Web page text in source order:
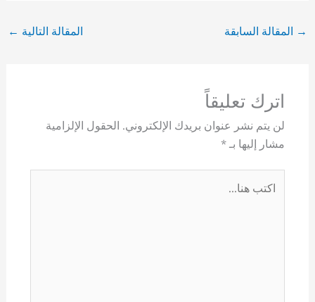
→ المقالة السابقة المقالة التالية ←
اترك تعليقاً
لن يتم نشر عنوان بريدك الإلكتروني. الحقول الإلزامية
مشار إليها بـ *
هنا...